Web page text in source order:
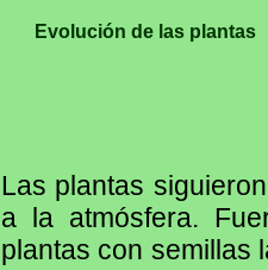
Evolución de las plantas
Las plantas
a la atmósfera.
plantas con semillas